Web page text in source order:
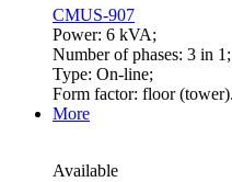
CMUS-907
Power: 6 kVA;
Number of phases: 3 in 1;
Type: On-line;
Form factor: floor (tower).
More
Available